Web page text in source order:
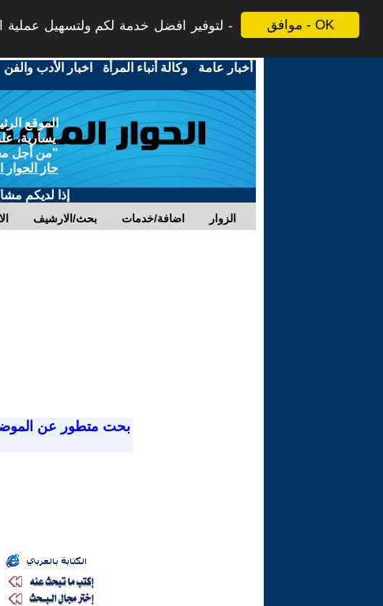
موافق - OK
لتوفير افضل خدمة لكم ولتسهيل عملية
أخبار عامة -وكالة أنباء المرأة - اخبار الأدب والفن
الموقع
يسارية،
"من أجل
حاز الحوار
إذا لديكم
بحث/الارشيف اضافة/خدمات الزوار
بحت متطور عن